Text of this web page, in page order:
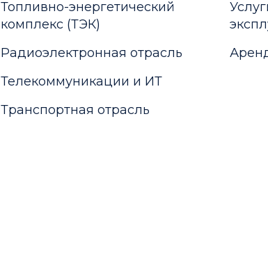
Топливно-энергетический
комплекс (ТЭК)
Радиоэлектронная отрасль
Телекоммуникации и ИТ
Транспортная отрасль